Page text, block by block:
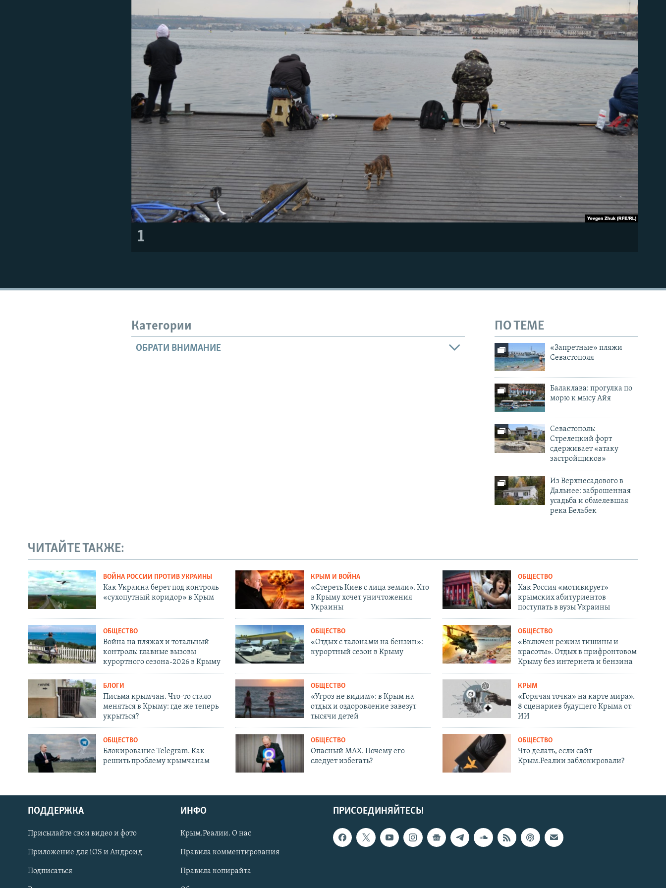
Українською
Qırımtatar
ПРИСОЕДИНЯЙТЕСЬ!
1
ПО ТЕМЕ
«Запретные» пляжи
Севастополя
Балаклава: прогулка по
морю к мысу Айя
Севастополь:
Стрелецкий форт
сдерживает «атаку
застройщиков»
Из Верхнесадового в
Дальнее: заброшенная
усадьба и обмелевшая
река Бельбек
Категории
ОБРАТИ ВНИМАНИЕ
ЧИТАЙТЕ ТАКЖЕ:
ВОЙНА РОССИИ ПРОТИВ УКРАИНЫ
Как Украина берет под контроль
«сухопутный коридор» в Крым
КРЫМ И ВОЙНА
«Стереть Киев с лица земли». Кто
в Крыму хочет уничтожения
Украины
ОБЩЕСТВО
Как Россия «мотивирует»
крымских абитуриентов
поступать в вузы Украины
ОБЩЕСТВО
Война на пляжах и тотальный
контроль: главные вызовы
курортного сезона-2026 в Крыму
ОБЩЕСТВО
«Отдых с талонами на бензин»:
курортный сезон в Крыму
ОБЩЕСТВО
«Включен режим тишины и
красоты». Отдых в прифронтовом
Крыму без интернета и бензина
БЛОГИ
Письма крымчан. Что-то стало
меняться в Крыму: где же теперь
укрыться?
ОБЩЕСТВО
«Угроз не видим»: в Крым на
отдых и оздоровление завезут
тысячи детей
КРЫМ
«Горячая точка» на карте мира».
8 сценариев будущего Крыма от
ИИ
ОБЩЕСТВО
Блокирование Telegram. Как
решить проблему крымчанам
ОБЩЕСТВО
Опасный MAX. Почему его
следует избегать?
ОБЩЕСТВО
Что делать, если сайт
Крым.Реалии заблокировали?
ПРИСОЕДИНЯЙТЕСЬ!
ПОДДЕРЖКА
Присылайте свои видео и фото
Приложение для iOS и Андроид
Подписаться
ИНФО
Крым.Реалии. О нас
Правила комментирования
Правила копирайта